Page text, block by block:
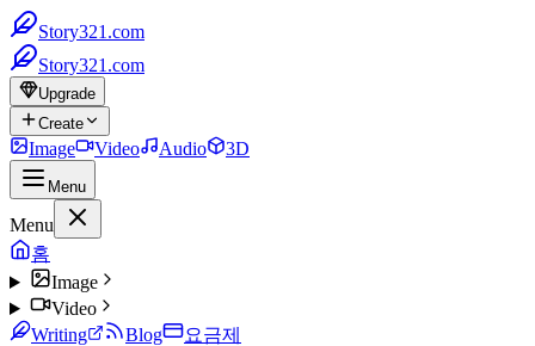
Story321.com
Story321.com
Upgrade
Create
Image Video Audio 3D
Menu
Menu
홈
Image
Video
Writing
Blog 요금제